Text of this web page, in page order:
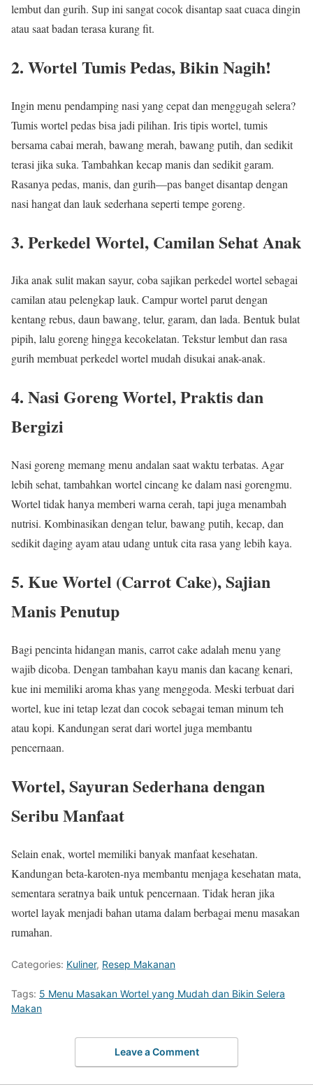
lembut dan gurih. Sup ini sangat cocok disantap saat cuaca dingin
atau saat badan terasa kurang fit.
2. Wortel Tumis Pedas, Bikin Nagih!
Ingin menu pendamping nasi yang cepat dan menggugah selera?
Tumis wortel pedas bisa jadi pilihan. Iris tipis wortel, tumis
bersama cabai merah, bawang merah, bawang putih, dan sedikit
terasi jika suka. Tambahkan kecap manis dan sedikit garam.
Rasanya pedas, manis, dan gurih—pas banget disantap dengan
nasi hangat dan lauk sederhana seperti tempe goreng.
3. Perkedel Wortel, Camilan Sehat Anak
Jika anak sulit makan sayur, coba sajikan perkedel wortel sebagai
camilan atau pelengkap lauk. Campur wortel parut dengan
kentang rebus, daun bawang, telur, garam, dan lada. Bentuk bulat
pipih, lalu goreng hingga kecokelatan. Tekstur lembut dan rasa
gurih membuat perkedel wortel mudah disukai anak-anak.
4. Nasi Goreng Wortel, Praktis dan
Bergizi
Nasi goreng memang menu andalan saat waktu terbatas. Agar
lebih sehat, tambahkan wortel cincang ke dalam nasi gorengmu.
Wortel tidak hanya memberi warna cerah, tapi juga menambah
nutrisi. Kombinasikan dengan telur, bawang putih, kecap, dan
sedikit daging ayam atau udang untuk cita rasa yang lebih kaya.
5. Kue Wortel (Carrot Cake), Sajian
Manis Penutup
Bagi pencinta hidangan manis, carrot cake adalah menu yang
wajib dicoba. Dengan tambahan kayu manis dan kacang kenari,
kue ini memiliki aroma khas yang menggoda. Meski terbuat dari
wortel, kue ini tetap lezat dan cocok sebagai teman minum teh
atau kopi. Kandungan serat dari wortel juga membantu
pencernaan.
Wortel, Sayuran Sederhana dengan
Seribu Manfaat
Selain enak, wortel memiliki banyak manfaat kesehatan.
Kandungan beta-karoten-nya membantu menjaga kesehatan mata,
sementara seratnya baik untuk pencernaan. Tidak heran jika
wortel layak menjadi bahan utama dalam berbagai menu masakan
rumahan.
Categories: Kuliner, Resep Makanan
Tags: 5 Menu Masakan Wortel yang Mudah dan Bikin Selera
Makan
Leave a Comment